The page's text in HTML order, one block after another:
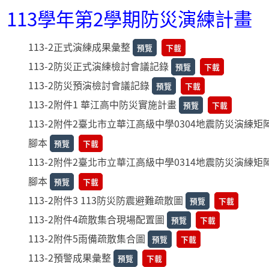
113學年第2學期防災演練計畫
113-2正式演練成果彙整 預覽 下載
113-2防災正式演練檢討會議記錄 預覽 下載
113-2防災預演檢討會議記錄 預覽 下載
113-2附件1 華江高中防災實施計畫 預覽 下載
113-2附件2臺北市立華江高級中學0304地震防災演練矩
腳本 預覽 下載
113-2附件2臺北市立華江高級中學0314地震防災演練矩
腳本 預覽 下載
113-2附件3 113防災防震避難疏散圖 預覽 下載
113-2附件4疏散集合現場配置圖 預覽 下載
113-2附件5雨備疏散集合圖 預覽 下載
113-2預警成果彙整 預覽 下載